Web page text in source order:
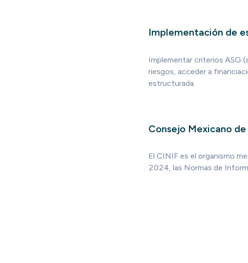
Implementación de
Implementar criterios ASG
riesgos, acceder a
estructurada.
Consejo Mexicano
El CINIF es el organismo
2024, las Normas de